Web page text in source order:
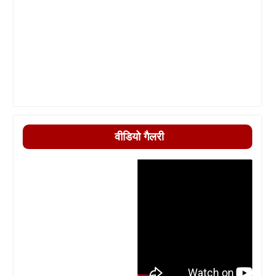
वीडियो गैलरी